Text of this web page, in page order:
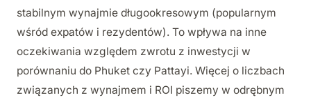
stabilnym wynajmie długookresowym (popularnym
wśród expatów i rezydentów). To wpływa na inne
oczekiwania względem zwrotu z inwestycji w
porównaniu do Phuket czy Pattayi. Więcej o liczbach
związanych z wynajmem i ROI piszemy w odrębnym